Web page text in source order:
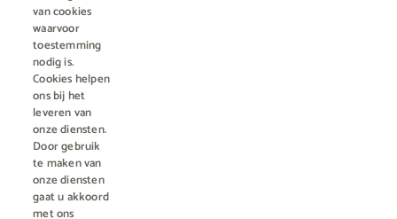
© Copyright 2012 - 2023 • All rights reserved |
van cookies
waarvoor
toestemming
nodig is.
Cookies helpen
ons bij het
leveren van
onze diensten.
Door gebruik
te maken van
onze diensten
gaat u akkoord
met ons